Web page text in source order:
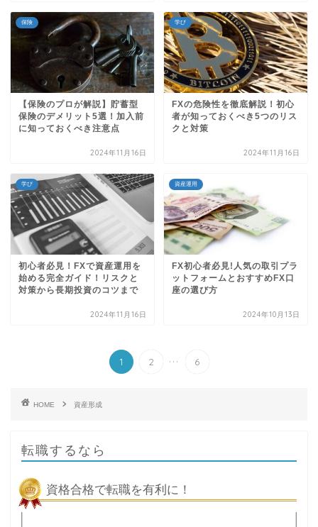
保険
【保険のプロが解説】貯蓄型
保険のデメリット5選！加入前
に知っておくべき注意点
2024年11月16日
学び
FXの危険性を徹底解説！初心
者が知っておくべき5つのリス
クと対策
2024年11月16日
学び
初心者必見！FXで資産運用を
始める完全ガイド！リスクと
対策から長期投資のコツまで
2024年11月16日
資産運用
FX初心者必見!人気の取引プラ
ットフォームとおすすめFX口
座の選び方
2024年10月13日
1 2 ... 6
HOME 資産形成
転職するなら
資格合格で転職を有利に！